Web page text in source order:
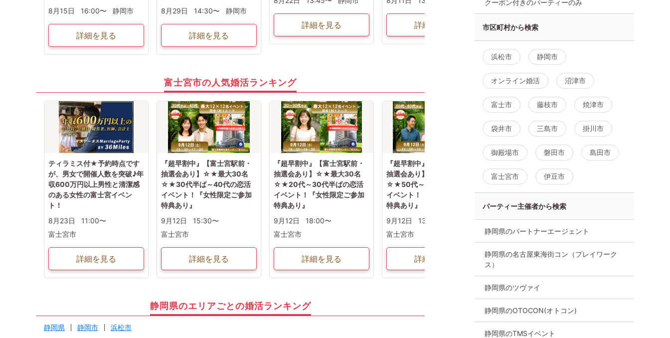
8月15日
16:00〜 静岡市
詳細を見る
8月29日
14:30〜 静岡市
詳細を見る
詳細を見る 詳細を見る
富士宮市の人気婚活ランキング
ティラミス付★予約時点です
が、男女で開催人数を突破♪年
収600万円以上男性と清潔感
のある女性の富士宮イベン
ト！
8月23日
11:00〜
富士宮市
詳細を見る
『超早割中』【富士宮駅前・
抽選会あり】☆★最大30名
☆★30代半ば～40代の恋活
イベント！『女性限定ご参加
特典あり』
9月12日
15:30〜
富士宮市
詳細を見る
『超早割中』【富士宮駅前・
抽選会あり】☆★最大30名
☆★20代～30代半ばの恋活
イベント！『女性限定ご参加
特典あり』
9月12日
18:00〜
富士宮市
詳細を見る
『超早割中』【富士宮駅前・
抽選会あり】☆★最大30名
☆★50代～60代半ばの恋活
イベント！『女性限定ご参加
特典あり』
9月12日
13:00〜
富士宮市
詳細を見る
富士宮企画♪公務員男性又は東
証上場会社勤務の男性又は年
収500万円以上の男性限定イ
ベント
8月23日
14:00〜
静岡県のエリアごとの婚活ランキング
静岡県 静岡市 浜松市
クーポン付きのパーティーのみ
市区町村から検索
浜松市 静岡市
オンライン婚活 沼津市
富士市 藤枝市 焼津市
袋井市 三島市 掛川市
御殿場市 磐田市 島田市
富士宮市 伊豆市
パーティー主催者から検索
静岡県のパートナーエージェント
静岡県の名古屋東海街コン（プレイワーク
ス）
静岡県のツヴァイ
静岡県のOTOCON(オトコン)
静岡県のTMSイベント